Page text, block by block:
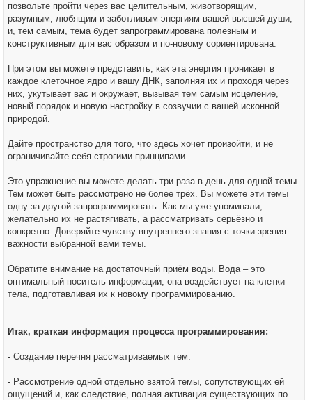
позвольте пройти через вас целительным, животворящим,
разумным, любящим и заботливым энергиям вашей высшей души,
и, тем самым, тема будет запрограммирована полезным и
конструктивным для вас образом и по-новому сориентирована.
При этом вы можете представить, как эта энергия проникает в
каждое клеточное ядро и вашу ДНК, заполняя их и проходя через
них, укутывает вас и окружает, вызывая тем самым исцеление,
новый порядок и новую настройку в созвучии с вашей исконной
природой.
Дайте пространство для того, что здесь хочет произойти, и не
ограничивайте себя строгими принципами.
Это упражнение вы можете делать три раза в день для одной темы.
Тем может быть рассмотрено не более трёх. Вы можете эти темы
одну за другой запрограммировать. Как мы уже упоминали,
желательно их не растягивать, а рассматривать серьёзно и
конкретно. Доверяйте чувству внутреннего знания с точки зрения
важности выбранной вами темы.
Обратите внимание на достаточный приём воды. Вода – это
оптимальный носитель информации, она воздействует на клетки
тела, подготавливая их к новому программированию.
Итак, краткая информация процесса программирования:
- Создание перечня рассматриваемых тем.
- Рассмотрение одной отдельно взятой темы, сопутствующих ей
ощущений и, как следствие, полная активация существующих по